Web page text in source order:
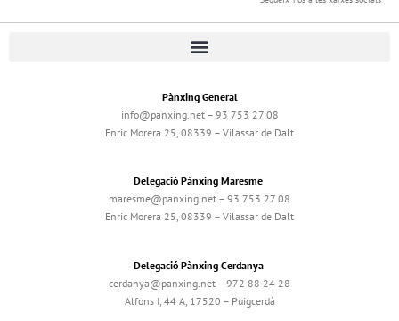
Pànxing General
info@panxing.net – 93 753 27 08
Enric Morera 25, 08339 – Vilassar de Dalt
Delegació Pànxing Maresme
maresme@panxing.net – 93 753 27 08
Enric Morera 25, 08339 – Vilassar de Dalt
Delegació Pànxing Cerdanya
cerdanya@panxing.net – 972 88 24 28
Alfons I, 44 A, 17520 – Puigcerdà